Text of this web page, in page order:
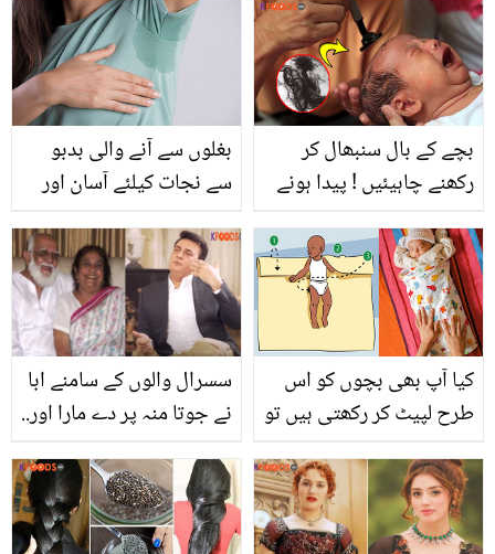
چہرے پر کس طرح لگائیں
کہ بوڑھی بھی جوان نظر
آئیں؟
بغلوں سے آنے والی بدبو
سے نجات کیلئے آسان اور
بچے کے بال سنبھال کر
رکھنے چاہیئیں ! پیدا ہونے
کاٹے گئے بالوں کا کیا کرنا
چاہئیے؟
سسرال والوں کے سامنے ابا
نے جوتا منہ پر دے مارا اور..
شہود علوی کی زندگی پر
کیا اثر ہوا؟
کیا آپ بھی بچوں کو اس
طرح لپیٹ کر رکھتی ہیں تو
سے بچوں کو کیا نقصان
ہوتا ہے؟